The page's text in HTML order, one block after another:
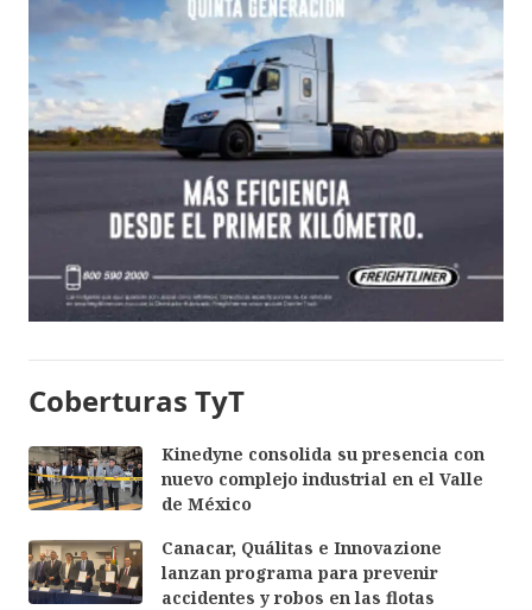
Coberturas TyT
Kinedyne consolida su presencia con
nuevo complejo industrial en el Valle
de México
Canacar, Quálitas e Innovazione
lanzan programa para prevenir
accidentes y robos en las flotas